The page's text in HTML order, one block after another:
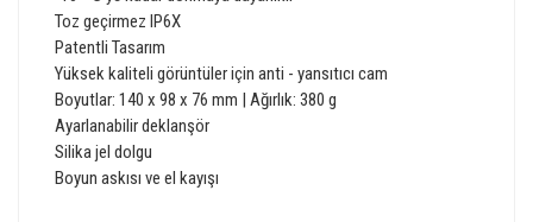
Toz geçirmez IP6X
Patentli Tasarım
Yüksek kaliteli görüntüler için anti - yansıtıcı cam
Boyutlar: 140 x 98 x 76 mm | Ağırlık: 380 g
Ayarlanabilirdeklanşör
Silika jel dolgu
Boyun askısı ve el kayışı